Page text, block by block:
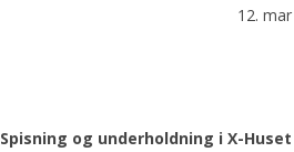
12.
Spisning og underholdning i X-